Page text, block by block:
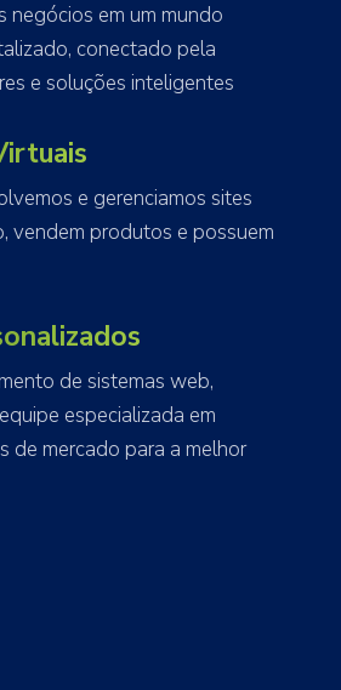
negócios em um mundo
conectado pela
e soluções inteligentes
e gerenciamos sites
vendem produtos e possuem
de sistemas web,
especializada em
de mercado para a melhor